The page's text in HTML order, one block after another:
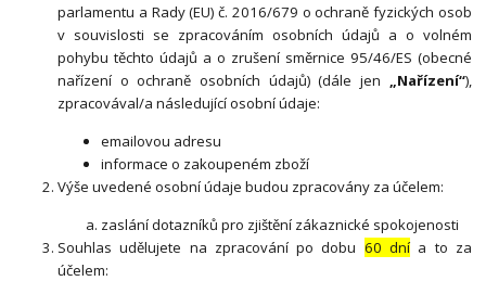
parlamentu a Rady (EU) č. 2016/679 o ochraně fyzických osob
v souvislosti se zpracováním osobních údajů a o volném
pohybu těchto údajů a o zrušení směrnice 95/46/ES (obecné
nařízení o ochraně osobních údajů) (dále jen „Nařízení“),
zpracovával/a následující osobní údaje:
emailovou adresu
informace o zakoupeném zboží
Výše uvedené osobní údaje budou zpracovány za účelem:
zaslání dotazníků pro zjištění zákaznické spokojenosti
Souhlas udělujete na zpracování po dobu 60 dní a to za
účelem: